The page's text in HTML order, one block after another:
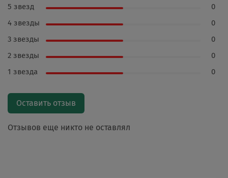
Отзывов еще никто не оставлял
5 звезд
0
4 звезды
0
3 звезды
0
2 звезды
0
1 звезда
0
Оставить отзыв